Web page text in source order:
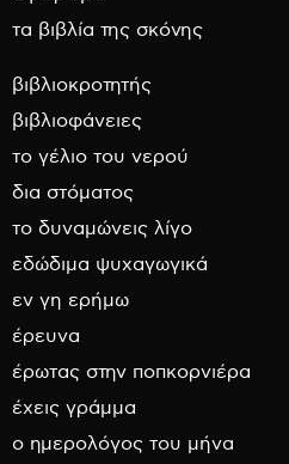
τα βιβλία της σκόνης
βιβλιοκροτητής
βιβλιοφάνειες
το γέλιο του νερού
δια στόματος
το δυναμώνεις λίγο
εδώδιμα ψυχαγωγικά
εν γη ερήμω
έρευνα
έρωτας στην ποπκορνιέρα
έχεις γράμμα
ο ημερολόγος του μήνα